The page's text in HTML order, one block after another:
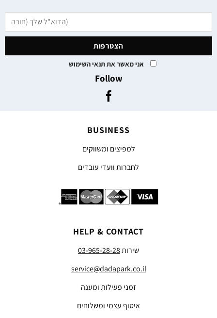
אני מאשר את תנאי השימוש
Follow
BUSINESS
למפיצים ומשווקים
לחברות וועדי עובדים
HELP & CONTACT
שירות03-965-28-28
service@dadapark.co.il
זמני פעילות ומענה
איסוף עצמי ומשלוחים